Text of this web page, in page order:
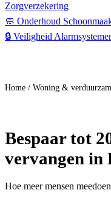
Zorgverzekering
🧼 Onderhoud
🔒 Veiligheid
Home / Woning &
Bespaartot
vervangen in
Hoe meer mensen